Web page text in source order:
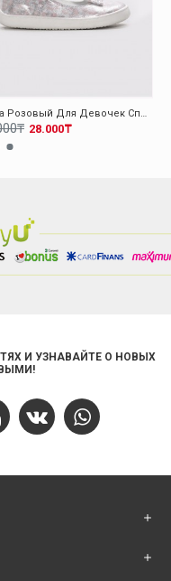
Кожа Розовый Для Девочек Спортивная Обувь 006XA1040
28.000₸
И УЗНАВАЙТЕ О НОВЫХ